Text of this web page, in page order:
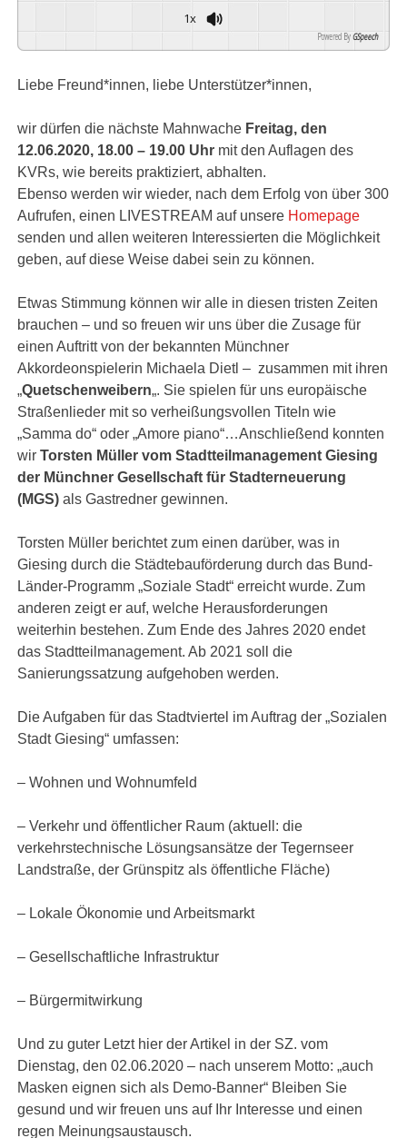
1x
Powered By GSpeech
Liebe Freund*innen, liebe Unterstützer*innen,
wir dürfen die nächste Mahnwache Freitag, den
12.06.2020, 18.00 – 19.00 Uhr mit den Auflagen des
KVRs, wie bereits praktiziert, abhalten.
Ebenso werden wir wieder, nach dem Erfolg von über 300
Aufrufen, einen LIVESTREAM auf unsere Homepage
senden und allen weiteren Interessierten die Möglichkeit
geben, auf diese Weise dabei sein zu können.
Etwas Stimmung können wir alle in diesen tristen Zeiten
brauchen – und so freuen wir uns über die Zusage für
einen Auftritt von der bekannten Münchner
Akkordeonspielerin Michaela Dietl – zusammen mit ihren
„Quetschenweibern„. Sie spielen für uns europäische
Straßenlieder mit so verheißungsvollen Titeln wie
„Samma do“ oder „Amore piano“…Anschließend konnten
wirTorsten Müller vom Stadtteilmanagement Giesing
der Münchner Gesellschaft für Stadterneuerung
(MGS) als Gastredner gewinnen.
Torsten Müller berichtet zum einen darüber, was in
Giesing durch die Städtebauförderung durch das Bund-
Länder-Programm „Soziale Stadt“ erreicht wurde. Zum
anderen zeigt er auf, welche Herausforderungen
weiterhin bestehen. Zum Ende des Jahres 2020 endet
das Stadtteilmanagement. Ab 2021 soll die
Sanierungssatzung aufgehoben werden.
Die Aufgaben für das Stadtviertel im Auftrag der „Sozialen
Stadt Giesing“ umfassen:
– Wohnen und Wohnumfeld
– Verkehr und öffentlicher Raum (aktuell: die
verkehrstechnische Lösungsansätze der Tegernseer
Landstraße, der Grünspitz als öffentliche Fläche)
– Lokale Ökonomie und Arbeitsmarkt
– Gesellschaftliche Infrastruktur
– Bürgermitwirkung
Und zu guter Letzt hier der Artikel in der SZ. vom
Dienstag, den 02.06.2020 – nach unserem Motto: „auch
Masken eignen sich als Demo-Banner“ Bleiben Sie
gesund und wir freuen uns auf Ihr Interesse und einen
regen Meinungsaustausch.